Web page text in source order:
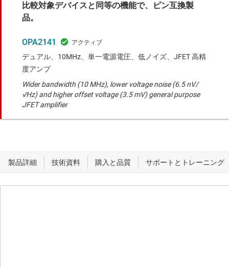
比較対象デバイスと同等の機能で、ピン互換製
品。
OPA2141
デュアル、10MHz、単一電源電圧、低ノイズ、JFET 高精
度アンプ
Wider bandwidth (10 MHz), lower voltage noise (6.5 nV/
√Hz) and higher offset voltage (3.5 mV) general purpose
JFET amplifier